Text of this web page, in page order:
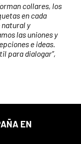
collares, los
en cada
y
las uniones y
e ideas.
para dialogar”,
EN